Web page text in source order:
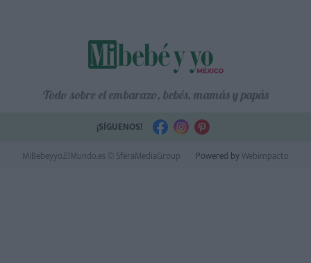
Todo sobre el embarazo, bebés, mamás y papás
¡SÍGUENOS!
MiBebeyyo.ElMundo.es © SferaMediaGroup
Powered byWebimpacto